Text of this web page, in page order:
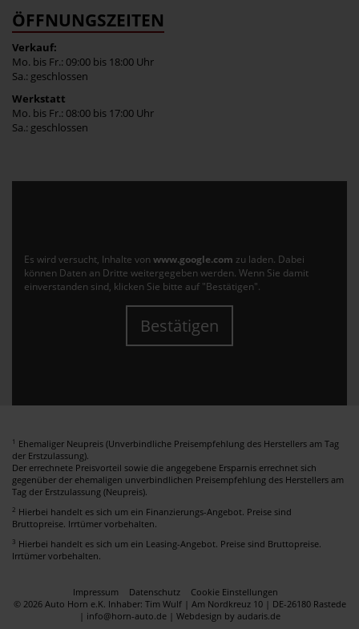
ÖFFNUNGSZEITEN
Verkauf:
Mo. bis Fr.: 09:00 bis 18:00 Uhr
Sa.: geschlossen
Werkstatt
Mo. bis Fr.: 08:00 bis 17:00 Uhr
Sa.: geschlossen
Es wird versucht, Inhalte von www.google.com zu laden. Dabei
können Daten an Dritte weitergegeben werden. Wenn Sie damit
einverstanden sind, klicken Sie bitte auf "Bestätigen".
Bestätigen
1 Ehemaliger Neupreis (Unverbindliche Preisempfehlung des Herstellers am Tag
der Erstzulassung).
Der errechnete Preisvorteil sowie die angegebene Ersparnis errechnet sich
gegenüber der ehemaligen unverbindlichen Preisempfehlung des Herstellers am
Tag der Erstzulassung (Neupreis).
2 Hierbei handelt es sich um ein Finanzierungs-Angebot. Preise sind
Bruttopreise. Irrtümer vorbehalten.
3 Hierbei handelt es sich um ein Leasing-Angebot. Preise sind Bruttopreise.
Irrtümer vorbehalten.
Impressum Datenschutz
Cookie Einstellungen
© 2026 Auto Horn e.K. Inhaber: Tim Wulf | Am Nordkreuz 10 | DE-26180 Rastede
| info@horn-auto.de | Webdesign by audaris.de